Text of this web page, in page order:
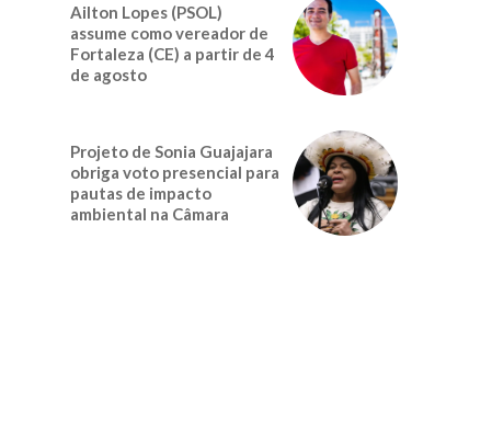
Ailton Lopes (PSOL)
assume como vereador de
Fortaleza (CE) a partir de 4
de agosto
Projeto de Sonia Guajajara
obriga voto presencial para
pautas de impacto
ambiental na Câmara